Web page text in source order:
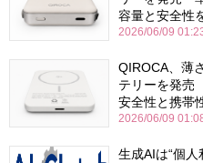
容量と安全性
2026/06/09
QIROCA、薄
テリーを発売
安全性と携帯
2026/06/09
生成AIは“個